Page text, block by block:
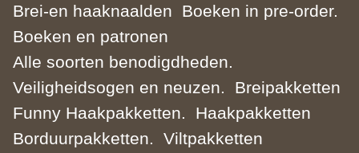
Brei-en haaknaalden
Boeken in pre-order.
Boeken en patronen
Alle soorten benodigdheden.
Veiligheidsogen en neuzen.
Breipakketten
Funny Haakpakketten.
Haakpakketten
Borduurpakketten.
Viltpakketten